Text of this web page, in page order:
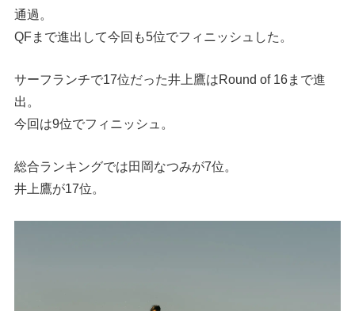
通過。
QFまで進出して今回も5位でフィニッシュした。
サーフランチで17位だった井上鷹はRound of 16まで進
出。
今回は9位でフィニッシュ。
総合ランキングでは田岡なつみが7位。
井上鷹が17位。